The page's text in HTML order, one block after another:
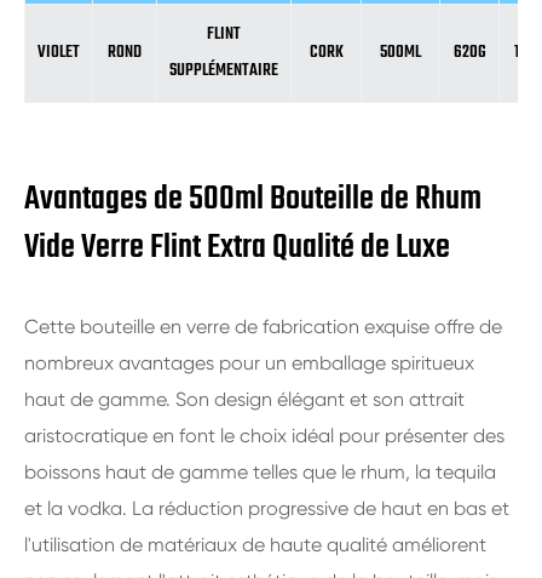
VIOLET ROND
FLINT
SUPPLÉMENTAIRE
CORK 500ML 620G
Avantages de 500ml Bouteille de Rhum
Vide Verre Flint Extra Qualité de Luxe
Cette bouteille en verre de fabrication exquise offre de
nombreux avantages pour un emballage spiritueux
haut de gamme. Son design élégant et son attrait
aristocratique en font le choix idéal pour présenter des
boissons haut de gamme telles que le rhum, la tequila
et la vodka. La réduction progressive de haut en bas et
l'utilisation de matériaux de haute qualité améliorent